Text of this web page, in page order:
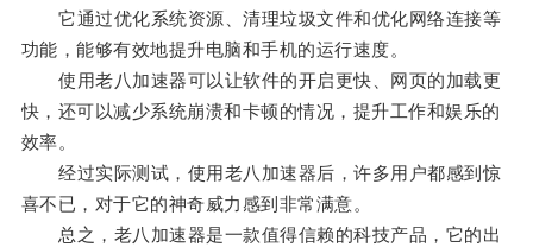
它通过优化系统资源、清理垃圾文件和优化网络连接等
功能，能够有效地提升电脑和手机的运行速度。
使用老八加速器可以让软件的开启更快、网页的加载更
快，还可以减少系统崩溃和卡顿的情况，提升工作和娱乐的
效率。
经过实际测试，使用老八加速器后，许多用户都感到惊
喜不已，对于它的神奇威力感到非常满意。
总之，老八加速器是一款值得信赖的科技产品，它的出